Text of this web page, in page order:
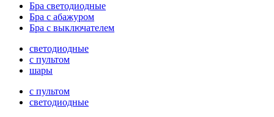
Бра светодиодные
Бра с абажуром
Бра с выключателем
светодиодные
с пультом
шары
с пультом
светодиодные